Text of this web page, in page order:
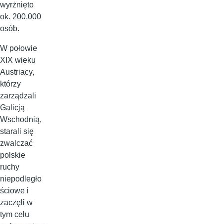
wyrżnięto
ok. 200.000
osób.
W połowie
XIX wieku
Austriacy,
którzy
zarządzali
Galicją
Wschodnią,
starali się
zwalczać
polskie
ruchy
niepodległo
ściowe i
zaczęli w
tym celu